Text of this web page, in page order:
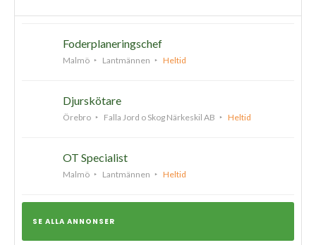
Foderplaneringschef
Malmö Lantmännen Heltid
Djurskötare
Örebro Falla Jord o Skog Närkeskil AB Heltid
OT Specialist
Malmö Lantmännen Heltid
SE ALLA ANNONSER